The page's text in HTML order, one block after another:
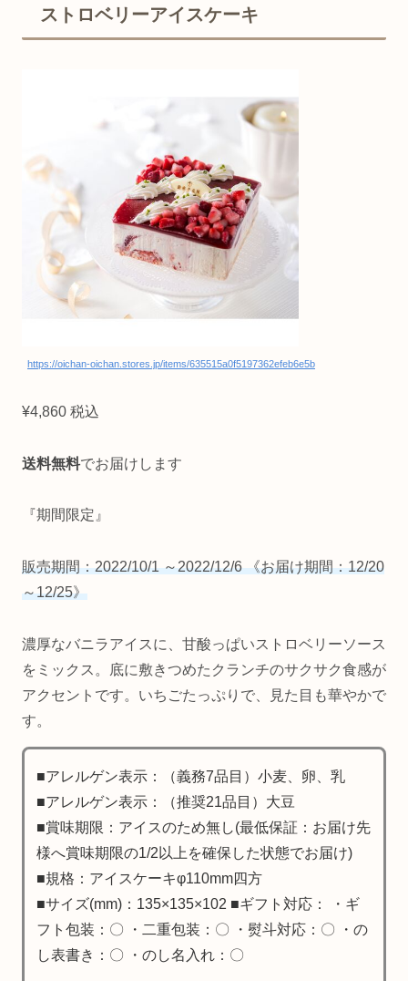
ストロベリーアイスケーキ
https://oichan-oichan.stores.jp/items/635515a0f5197362efeb6e5b
¥4,860 税込
送料無料でお届けします
『期間限定』
販売期間：2022/10/1 ～2022/12/6 《お届け期間：12/20
～12/25》
濃厚なバニラアイスに、甘酸っぱいストロベリーソース
をミックス。底に敷きつめたクランチのサクサク食感が
アクセントです。いちごたっぷりで、見た目も華やかで
す。
■アレルゲン表示：（義務7品目）小麦、卵、乳
■アレルゲン表示：（推奨21品目）大豆
■賞味期限：アイスのため無し(最低保証：お届け先
様へ賞味期限の1/2以上を確保した状態でお届け)
■規格：アイスケーキφ110mm四方
■サイズ(mm)：135×135×102 ■ギフト対応： ・ギ
フト包装：〇 ・二重包装：〇 ・熨斗対応：〇 ・の
し表書き：〇 ・のし名入れ：〇